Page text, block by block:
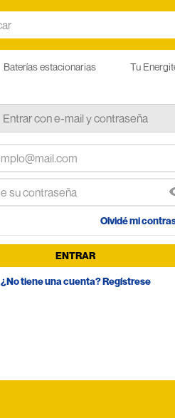
Baterías estacionarias Tu
Entrar con e-mail y contraseña
Olvidé mi
ENTRAR
¿No tiene una cuenta? Regístrese